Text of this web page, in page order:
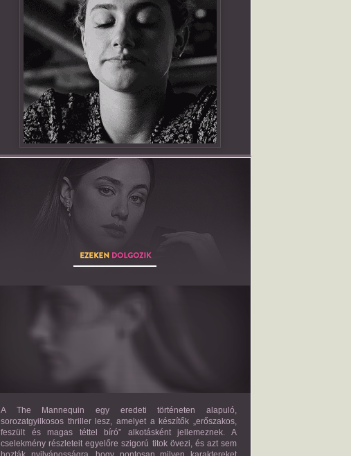
THE MANNEQUIN
A The Mannequin egy eredeti történeten alapuló,
sorozatgyilkosos thriller lesz, amelyet a készítők „erőszakos,
feszült és magas téttel bíró” alkotásként jellemeznek. A
cselekmény részleteit egyelőre szigorú titok övezi, és azt sem